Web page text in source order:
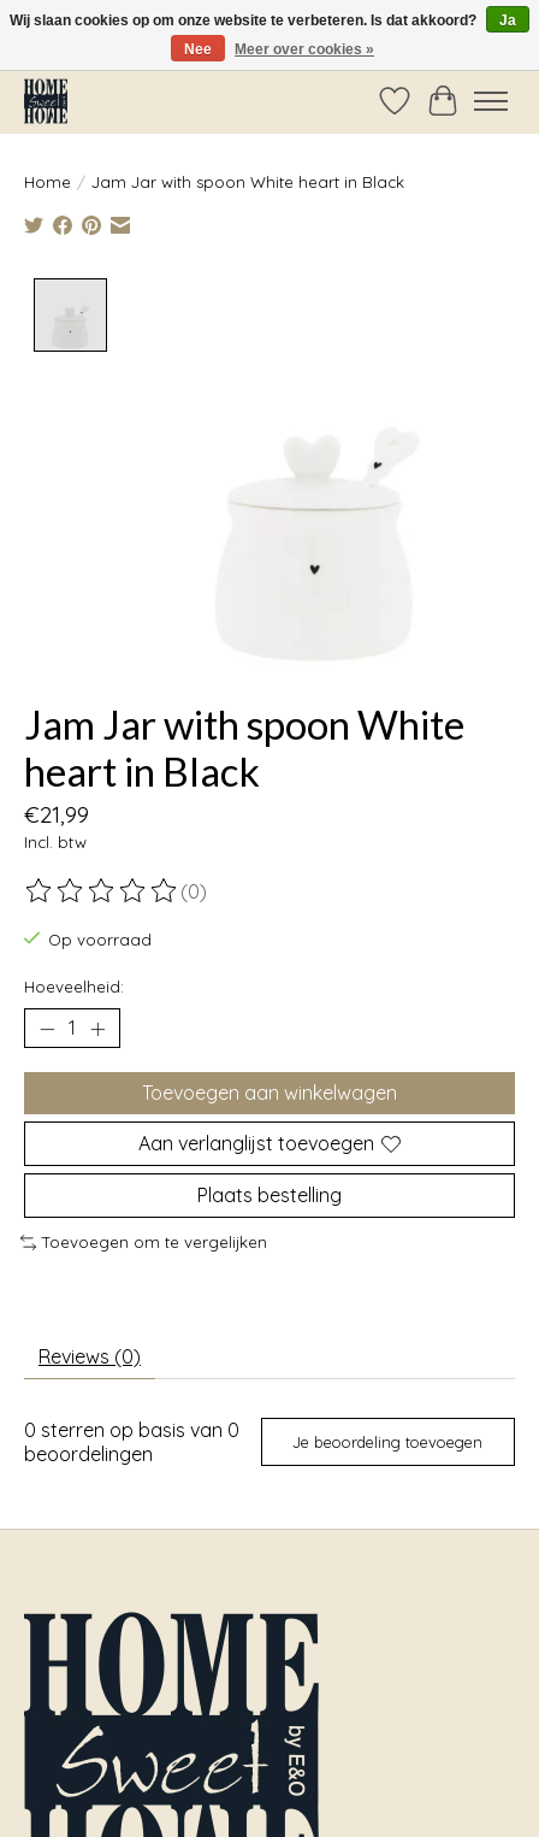
Vóór 14:00 besteld, dezelfde dag verzonden!
Verlanglijst
Home / Jam Jar with spoon White heart in Black
Jam Jar with spoon White
heart in Black
€21,99
Incl. btw
De beoordeling van dit product is
(0)
Op voorraad
Hoeveelheid:
Toevoegen aan winkelwagen
Aan verlanglijst toevoegen
Plaats bestelling
Toevoegen om te vergelijken
Reviews (0)
0 sterren op basis van 0
beoordelingen
Je beoordeling toevoegen
Wij slaan cookies op om onze website te verbeteren. Is dat akkoord?
Ja
Nee
Meer over cookies »